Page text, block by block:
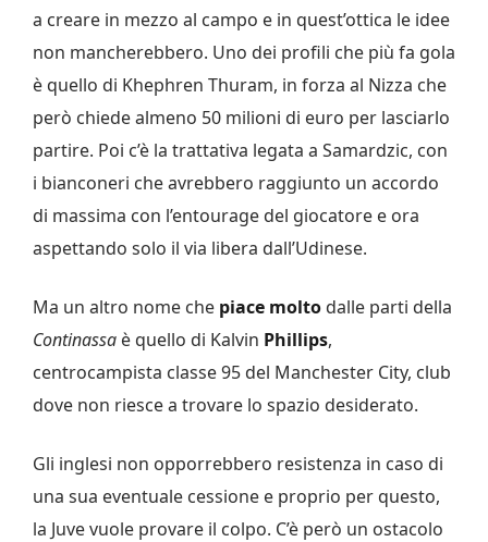
a creare in mezzo al campo e in quest’ottica le idee
non mancherebbero. Uno dei profili che più fa gola
è quello di Khephren Thuram, in forza al Nizza che
però chiede almeno 50 milioni di euro per lasciarlo
partire. Poi c’è la trattativa legata a Samardzic, con
i bianconeri che avrebbero raggiunto un accordo
di massima con l’entourage del giocatore e ora
aspettando solo il via libera dall’Udinese.
Ma un altro nome che piace molto dalle parti della
Continassa è quello di Kalvin Phillips,
centrocampista classe 95 del Manchester City, club
dove non riesce a trovare lo spazio desiderato.
Gli inglesi non opporrebbero resistenza in caso di
una sua eventuale cessione e proprio per questo,
la Juve vuole provare il colpo. C’è però un ostacolo